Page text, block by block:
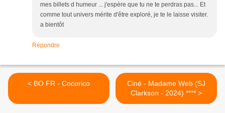
mes billets d humeur ... j'espère que tu ne te perdras pas... Et
comme tout univers mérite d'être exploré, je te le laisse visiter.
a bientôt
Répondre
< BO FR - Cocorico
Ciné - Madame Web (SJ
Clarkson - 2024) **** >